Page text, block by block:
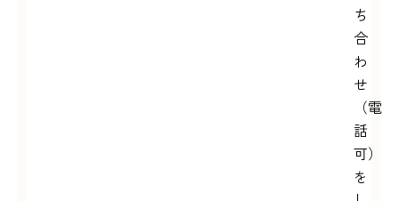
ち
合
わ
せ
（電
話
可）
を